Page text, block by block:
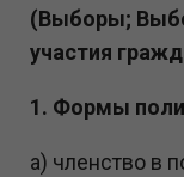
(Выборы;
участия
1. Формы
а) членство в